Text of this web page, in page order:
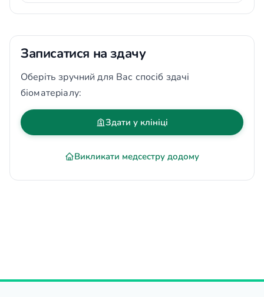
Записатися на здачу
Оберіть зручний для Вас спосіб здачі
біоматеріалу:
Здати у клініці
Викликати медсестру додому